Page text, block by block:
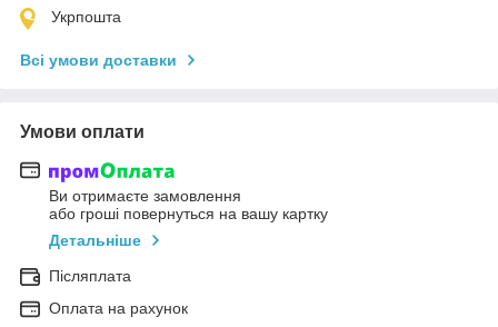
Укрпошта
Всі умови доставки
Умови оплати
Ви отримаєте замовлення
або гроші повернуться на вашу картку
Детальніше
Післяплата
Оплата на рахунок